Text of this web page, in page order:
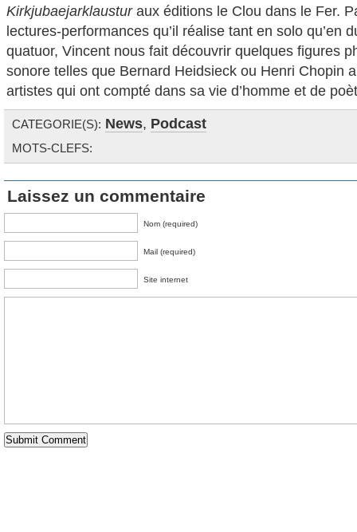
Kirkjubaejarklausturaux éditions le Clou dans le Fer.
lectures-performances qu’il réalise tant en solo qu’en
quatuor, Vincent nous fait découvrir quelques figures
sonore telles que Bernard Heidsieck ou Henri Chopin
artistes qui ont compté dans sa vie d’homme et de
CATEGORIE(S): News, Podcast
MOTS-CLEFS:
Laissez un commentaire
Nom (required)
Mail (required)
Site internet